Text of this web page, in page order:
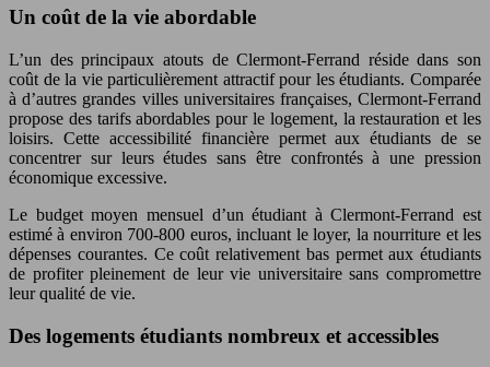
Un coût de la vie abordable
L’un des principaux atouts de Clermont-Ferrand réside dans son
coût de la vie particulièrement attractif pour les étudiants. Comparée
à d’autres grandes villes universitaires françaises, Clermont-Ferrand
propose des tarifs abordables pour le logement, la restauration et les
loisirs. Cette accessibilité financière permet aux étudiants de se
concentrer sur leurs études sans être confrontés à une pression
économique excessive.
Le budget moyen mensuel d’un étudiant à Clermont-Ferrand est
estimé à environ 700-800 euros, incluant le loyer, la nourriture et les
dépenses courantes. Ce coût relativement bas permet aux étudiants
de profiter pleinement de leur vie universitaire sans compromettre
leur qualité de vie.
Des logements étudiants nombreux et accessibles